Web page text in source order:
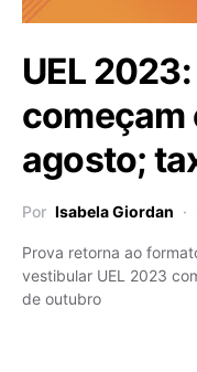
UEL
começam
agosto;
Por Isabela Giordan
Prova retorna ao
vestibular UEL 2023
de outubro